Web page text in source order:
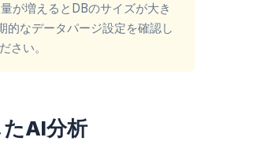
が増えるとDBのサイズが大き
的なデータパージ設定を確認し
さい。
AI分析